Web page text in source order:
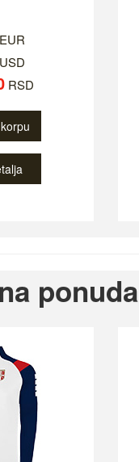
EUR
USD
RSD
ponuda